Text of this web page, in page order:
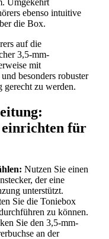
Umgekehrt
ebenso intuitive
die Box.
auf die
3,5-mm-
mit
besonders robuster
zu werden.
für
Nutzen Sie einen
der eine
unterstützt.
Sie die Toniebox
zu können.
Sie den 3,5-mm-
an der